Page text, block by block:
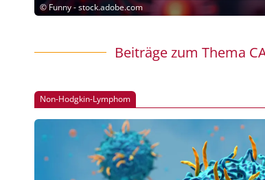
©Funny - stock.adobe.com
Beiträge zum Thema
Non-Hodgkin-Lymphom